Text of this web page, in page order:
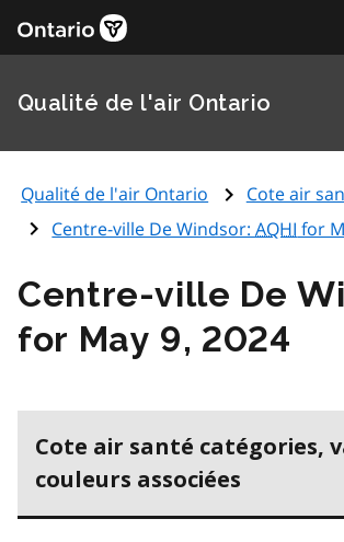
Qualité de l'air Ontario
Qualité de l'air Ontario Cote air
Centre-ville De Windsor:AQHI for
Centre-ville De
for May 9, 2024
Cote air santé catégories,
couleurs associées